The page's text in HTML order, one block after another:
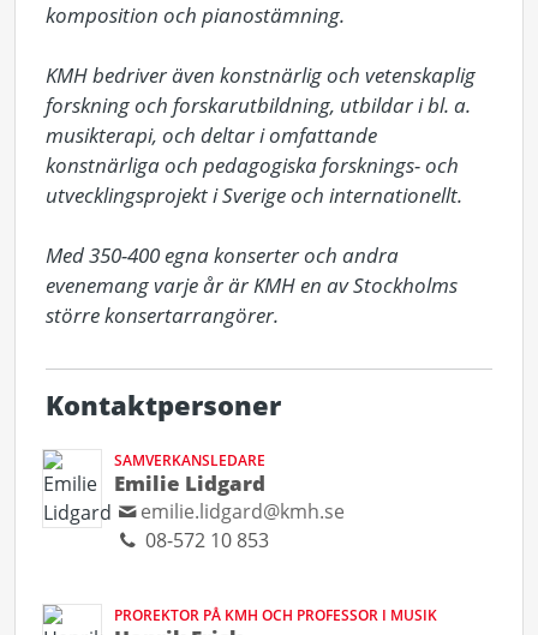
komposition och pianostämning.
KMH bedriver även konstnärlig och vetenskaplig
forskning och forskarutbildning, utbildar i bl. a.
musikterapi, och deltar i omfattande
konstnärliga och pedagogiska forsknings- och
utvecklingsprojekt i Sverige och internationellt.
Med 350-400 egna konserter och andra
evenemang varje år är KMH en av Stockholms
större konsertarrangörer.
Kontaktpersoner
SAMVERKANSLEDARE
Emilie Lidgard
emilie.lidgard@kmh.se
08-572 10 853
PROREKTOR PÅ KMH OCH PROFESSOR I MUSIK